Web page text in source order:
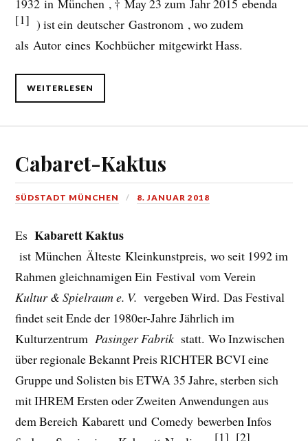
1932 in München , † May 23 zum Jahr 2015 ebenda
[1] ) ist ein deutscher Gastronom , wo zudem
als Autor eines Kochbücher mitgewirkt Hass.
WEITERLESEN
Cabaret-Kaktus
SÜDSTADT MÜNCHEN 8. JANUAR 2018
EsKabarett Kaktus
ist München Älteste Kleinkunstpreis, wo seit 1992 im
Rahmen gleichnamigen Ein Festival vom Verein
Kultur & Spielraum e. V. vergeben Wird. Das Festival
findet seit Ende der 1980er-Jahre Jährlich im
KulturzentrumPasinger Fabrik statt. Wo Inzwischen
über regionale Bekannt Preis RICHTER BCVI eine
Gruppe und Solisten bis ETWA 35 Jahre, sterben sich
mit IHREM Ersten oder Zweiten Anwendungen aus
dem Bereich Kabarett und Comedy bewerben Infos
[1] [2]